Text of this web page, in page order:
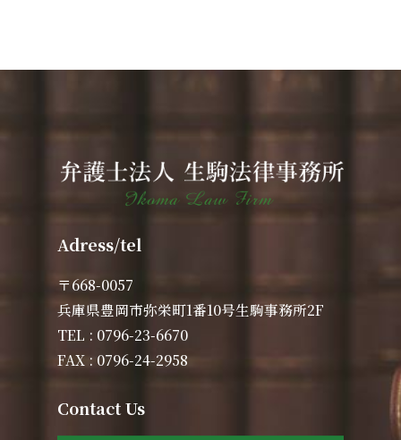
Adress/tel
〒668-0057
兵庫県豊岡市弥栄町1番10号生駒事務所2F
TEL : 0796-23-6670
FAX : 0796-24-2958
Contact Us